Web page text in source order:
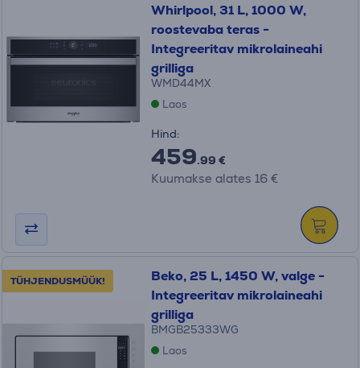
Whirlpool, 31 L, 1000 W,
roostevaba teras -
Integreeritav mikrolaineahi
grilliga
WMD44MX
Laos
Hind:
459.99 €
Kuumakse alates 16 €
TÜHJENDUSMÜÜK!
Beko, 25 L, 1450 W, valge -
Integreeritav mikrolaineahi
grilliga
BMGB25333WG
Laos